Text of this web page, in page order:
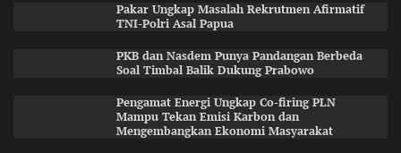
Pakar Ungkap Masalah Rekrutmen Afirmatif
TNI-Polri Asal Papua
PKB dan Nasdem Punya Pandangan Berbeda
Soal Timbal Balik Dukung Prabowo
Pengamat Energi Ungkap Co-firing PLN
Mampu Tekan Emisi Karbon dan
Mengembangkan Ekonomi Masyarakat